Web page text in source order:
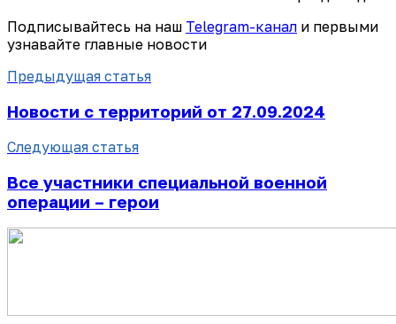
Подписывайтесь на наш Telegram-канал и первыми
узнавайте главные новости
Предыдущая статья
Новости с территорий от 27.09.2024
Следующая статья
Все участники специальной военной
операции – герои